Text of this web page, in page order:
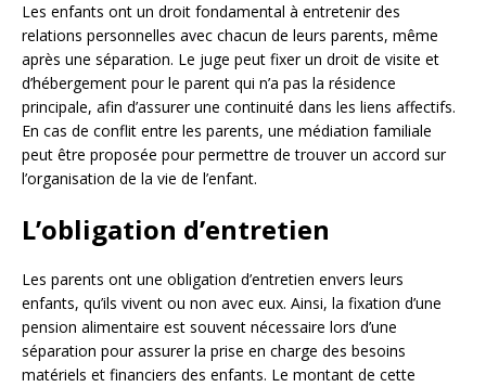
Les enfants ont un droit fondamental à entretenir des
relations personnelles avec chacun de leurs parents, même
après une séparation. Le juge peut fixer un droit de visite et
d’hébergement pour le parent qui n’a pas la résidence
principale, afin d’assurer une continuité dans les liens affectifs.
En cas de conflit entre les parents, une médiation familiale
peut être proposée pour permettre de trouver un accord sur
l’organisation de la vie de l’enfant.
L’obligation d’entretien
Les parents ont une obligation d’entretien envers leurs
enfants, qu’ils vivent ou non avec eux. Ainsi, la fixation d’une
pension alimentaire est souvent nécessaire lors d’une
séparation pour assurer la prise en charge des besoins
matériels et financiers des enfants. Le montant de cette